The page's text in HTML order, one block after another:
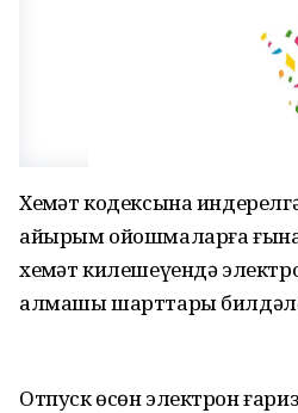
Хеҙмәт кодексына
айырым ойошмаларға ғына
хеҙмәт килешеүендә
алмашы шарттары
Отпуск өсөн электрон